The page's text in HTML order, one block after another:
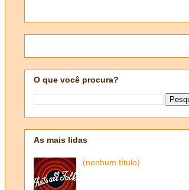
O que você procura?
As mais lidas
(nenhum título)